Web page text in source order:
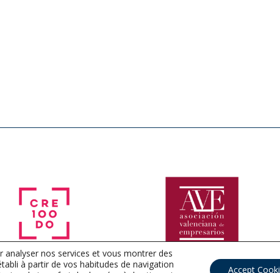
nos services et vous montrer des
à partir de vos habitudes de navigation
Accept